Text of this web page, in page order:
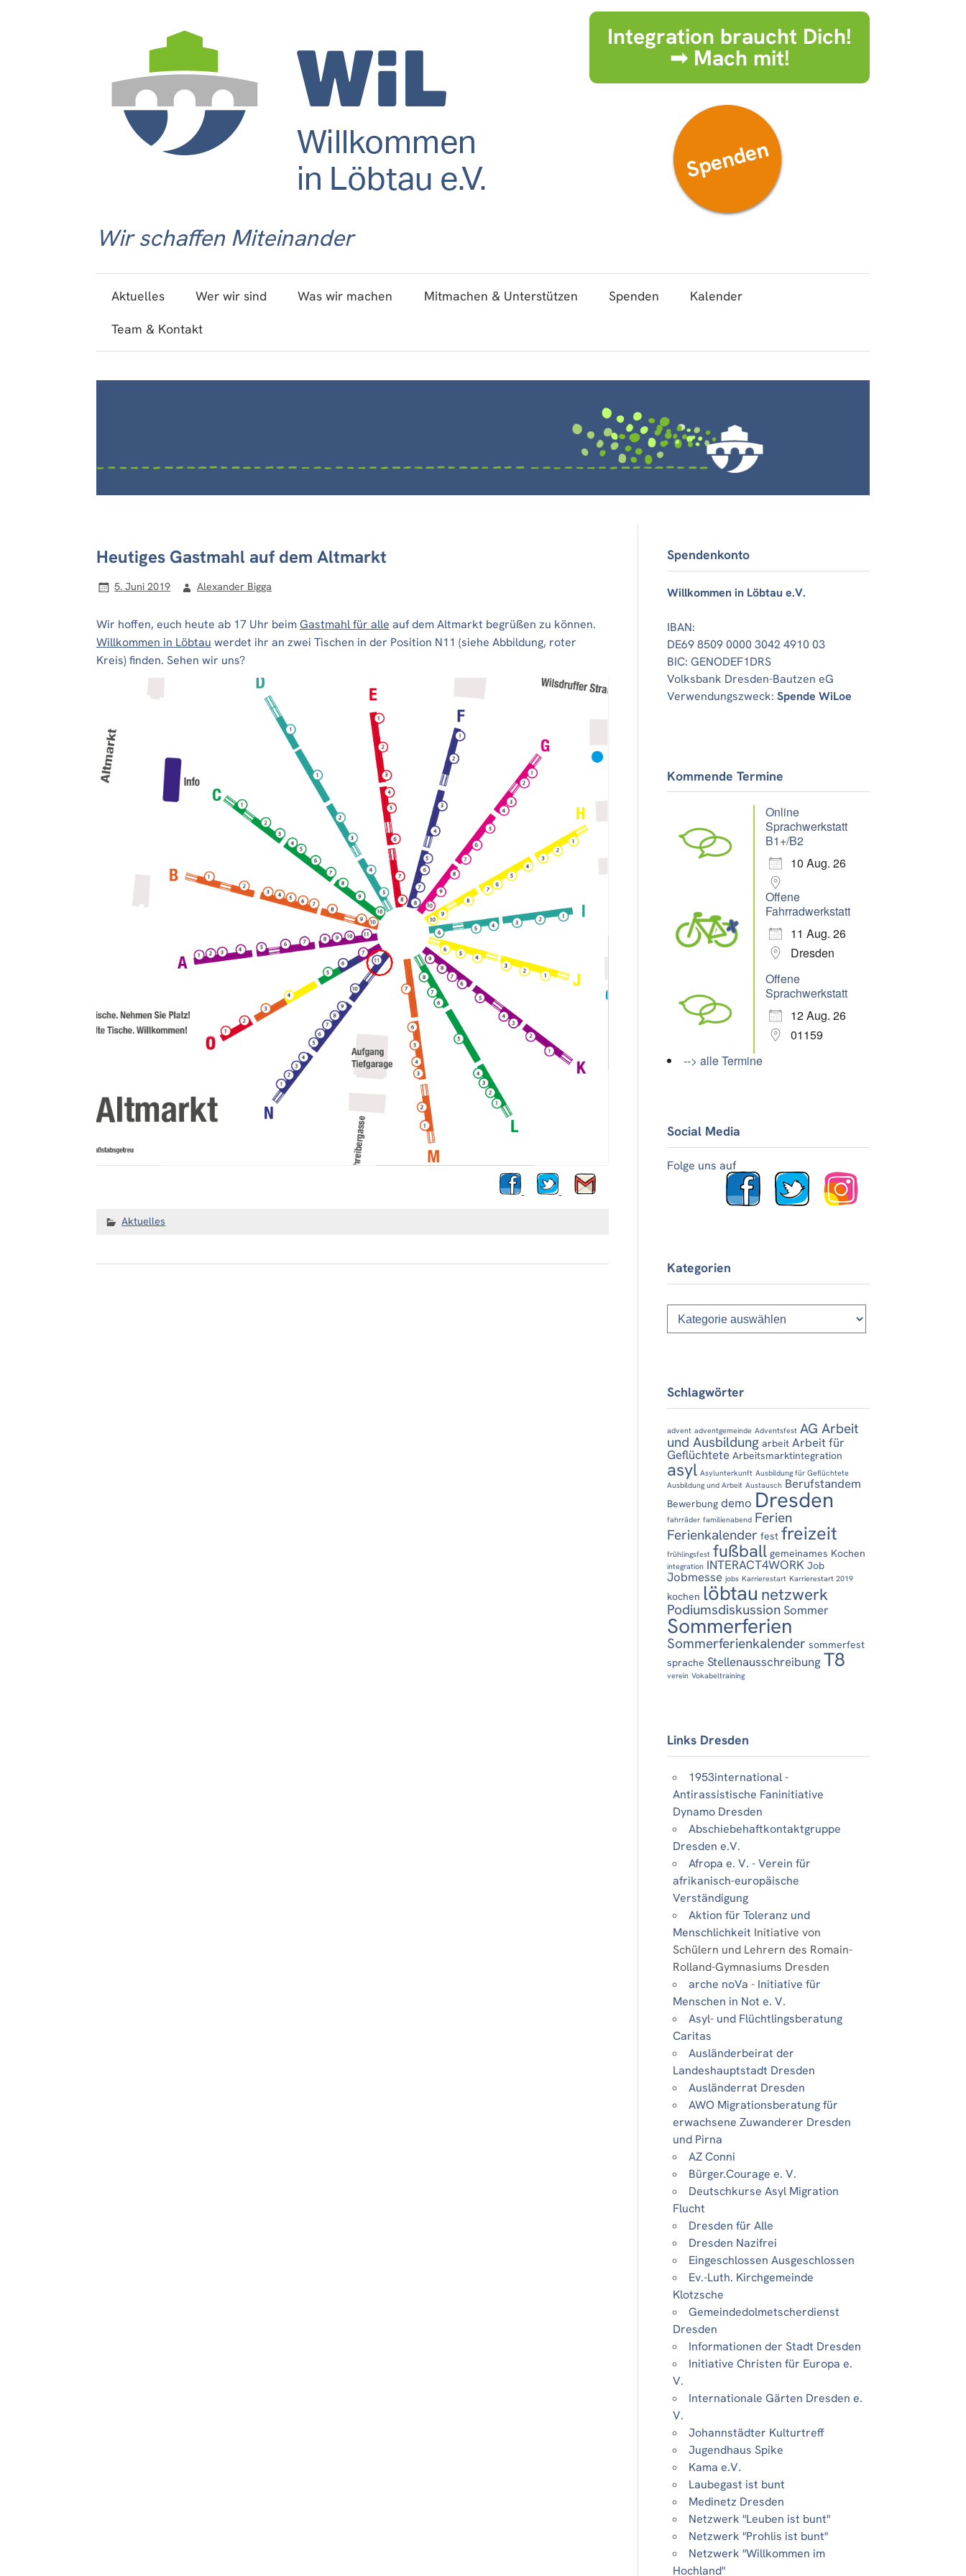
Wir schaffen Miteinander
Integration braucht Dich!
➟ Mach mit!
Spenden
Aktuelles Wer wir sind Was wir machen Mitmachen & Unterstützen Spenden
Kalender
Team & Kontakt
Heutiges Gastmahl auf dem Altmarkt
5. Juni 2019 Alexander Bigga
Wir hoffen, euch heute ab 17 Uhr beimGastmahl für alle auf dem Altmarkt begrüßen zu können.
Willkommen in Löbtau werdet ihr an zwei Tischen in der Position N11 (siehe Abbildung, roter
Kreis) finden. Sehen wir uns?
Aktuelles
Spendenkonto
Willkommen in Löbtau e.V.
IBAN:
DE69 8509 0000 3042 4910 03
BIC: GENODEF1DRS
Volksbank Dresden-Bautzen eG
Verwendungszweck:Spende WiLoe
Kommende Termine
Online
Sprachwerkstatt
B1+/B2
10 Aug. 26
Offene
Fahrradwerkstatt
11 Aug. 26
Dresden
Offene
Sprachwerkstatt
12 Aug. 26
01159
--> alle Termine
Social Media
Folge uns auf
Kategorien
Kategorien
Schlagwörter
advent adventgemeinde Adventsfest AG Arbeit
und Ausbildung arbeit Arbeit für
Geflüchtete Arbeitsmarktintegration
asyl Asylunterkunft Ausbildung für Geflüchtete
Ausbildung und Arbeit Austausch Berufstandem
Bewerbung demo Dresden
fahrräder familienabend Ferien
Ferienkalender fest freizeit
frühlingsfest fußball gemeinames Kochen
integration INTERACT4WORK Job
Jobmesse jobs Karrierestart Karrierestart 2019
kochen löbtau netzwerk
PodiumsdiskussionSommer
Sommerferien
Sommerferienkalender sommerfest
sprache Stellenausschreibung T8
verein Vokabeltraining
Links Dresden
1953international -
Antirassistische Faninitiative
Dynamo Dresden
Abschiebehaftkontaktgruppe
Dresden e.V.
Afropa e. V. - Verein für
afrikanisch-europäische
Verständigung
Aktion für Toleranz und
Menschlichkeit Initiative von
Schülern und Lehrern des Romain-
Rolland-Gymnasiums Dresden
arche noVa - Initiative für
Menschen in Not e. V.
Asyl- und Flüchtlingsberatung
Caritas
Ausländerbeirat der
Landeshauptstadt Dresden
Ausländerrat Dresden
AWO Migrationsberatung für
erwachsene Zuwanderer Dresden
und Pirna
AZ Conni
Bürger.Courage e. V.
Deutschkurse Asyl Migration
Flucht
Dresden für Alle
Dresden Nazifrei
Eingeschlossen Ausgeschlossen
Ev.-Luth. Kirchgemeinde
Klotzsche
Gemeindedolmetscherdienst
Dresden
Informationen der Stadt Dresden
Initiative Christen für Europa e.
V.
Internationale Gärten Dresden e.
V.
Johannstädter Kulturtreff
Jugendhaus Spike
Kama e.V.
Laubegast ist bunt
Medinetz Dresden
Netzwerk "Leuben ist bunt"
Netzwerk "Prohlis ist bunt"
Netzwerk "Willkommen im
Hochland"